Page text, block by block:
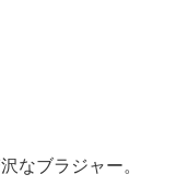
なブラジャー。